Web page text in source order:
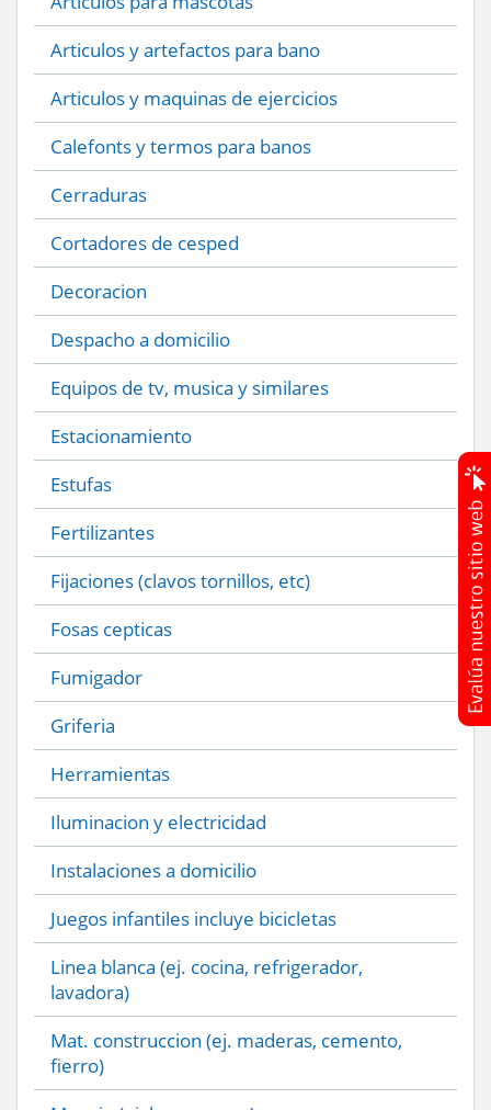
Articulos y artefactos para bano
Articulos y maquinas de ejercicios
Calefonts y termos para banos
Cerraduras
Cortadores de cesped
Decoracion
Despacho a domicilio
Equipos de tv, musica y similares
Estacionamiento
Estufas
Fertilizantes
Fijaciones (clavos tornillos, etc)
Fosas cepticas
Fumigador
Griferia
Herramientas
Iluminacion y electricidad
Instalaciones a domicilio
Juegos infantiles incluye bicicletas
Linea blanca (ej. cocina, refrigerador,
lavadora)
Mat. construccion (ej. maderas, cemento,
fierro)